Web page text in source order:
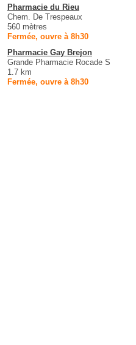
Pharmacie du Rieu
Chem. De Trespeaux
560 mètres
Fermée, ouvre à 8h30
Pharmacie Gay Brejon
Grande Pharmacie Rocade S
1.7 km
Fermée, ouvre à 8h30